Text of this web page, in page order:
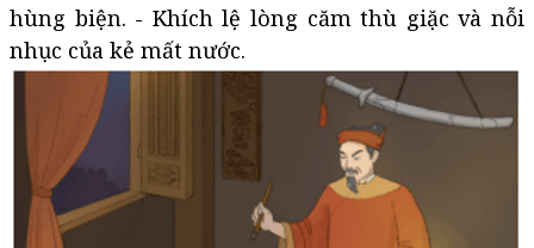
hùng biện. - Khích lệ lòng căm thù giặc và nỗi
nhục của kẻ mất nước.